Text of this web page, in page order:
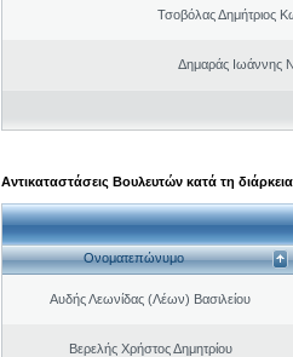
Τσοβόλας Δημήτριος
Δημαράς Ιωάννης
Αντικαταστάσεις Βουλευτών κατά τη
Ονοματεπώνυμο
Αυδής Λεωνίδας (Λέων) Βασιλείου
Βερελής Χρήστος Δημητρίου